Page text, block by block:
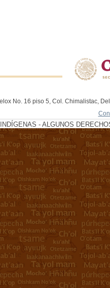
No. 16 piso 5, Col. Chimalistac,
- ALGUNOS